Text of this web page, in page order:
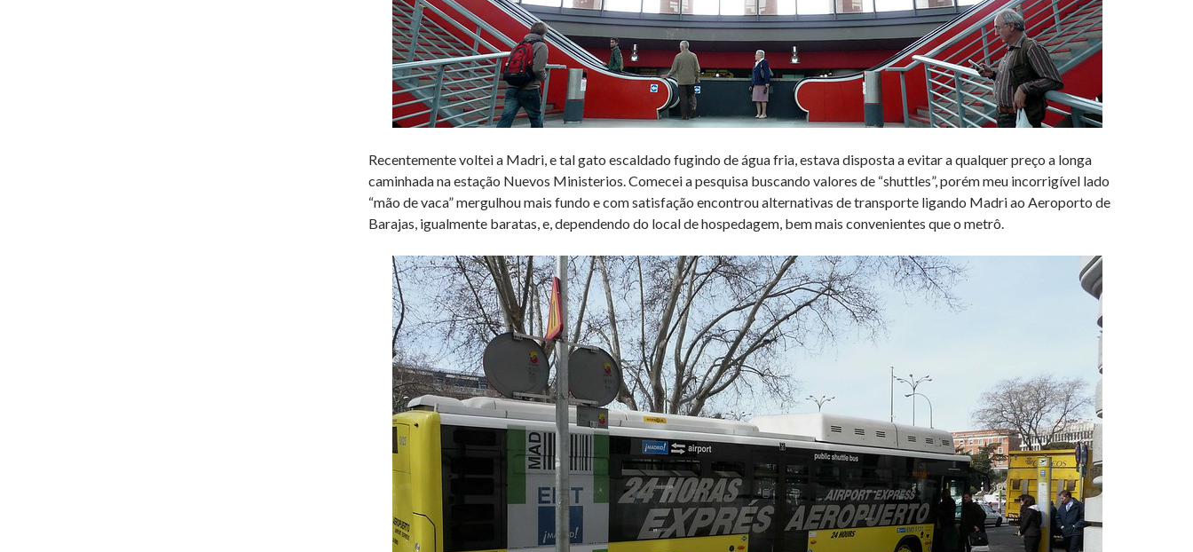
Recentemente voltei a Madri, e tal gato escaldado fugindo de água fria, estava disposta a evitar a qualquer preço a longa
caminhada na estação Nuevos Ministerios. Comecei a pesquisa buscando valores de “shuttles”, porém meu incorrigível lado
“mão de vaca” mergulhou mais fundo e com satisfação encontrou alternativas de transporte ligando Madri ao Aeroporto de
Barajas, igualmente baratas, e, dependendo do local de hospedagem, bem mais convenientes que o metrô.